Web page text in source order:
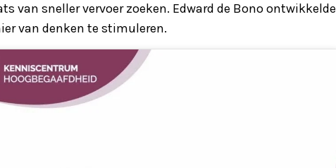
van sneller vervoer zoeken. Edward de Bono ontwikkelde
van denken te stimuleren.